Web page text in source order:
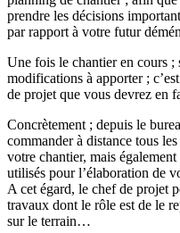
prendre les décisions
par rapport à votre futur
Une fois le chantier en cours ;
modifications à apporter ;
de projet que vous devrez en
Concrètement ; depuis le
commander à distance tous
votre chantier, mais
utilisés pour l’élaboration de
A cet égard, le chef de projet
travaux dont le rôle est de le
sur le terrain…